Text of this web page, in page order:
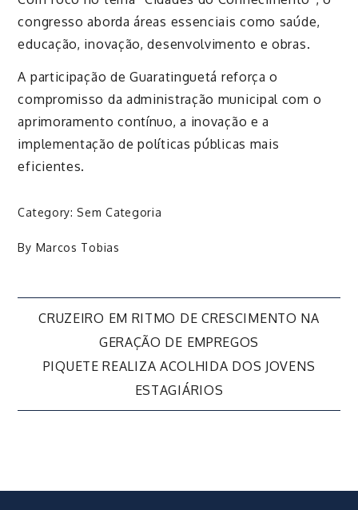
congresso aborda áreas essenciais como saúde,
educação, inovação, desenvolvimento e obras.
A participação de Guaratinguetá reforça o
compromisso da administração municipal com o
aprimoramento contínuo, a inovação e a
implementação de políticas públicas mais
eficientes.
Category: Sem Categoria
By Marcos Tobias
Navegação
de
Post
CRUZEIRO EM RITMO DE CRESCIMENTO NA
GERAÇÃO DE EMPREGOS
PIQUETE REALIZA ACOLHIDA DOS JOVENS
ESTAGIÁRIOS